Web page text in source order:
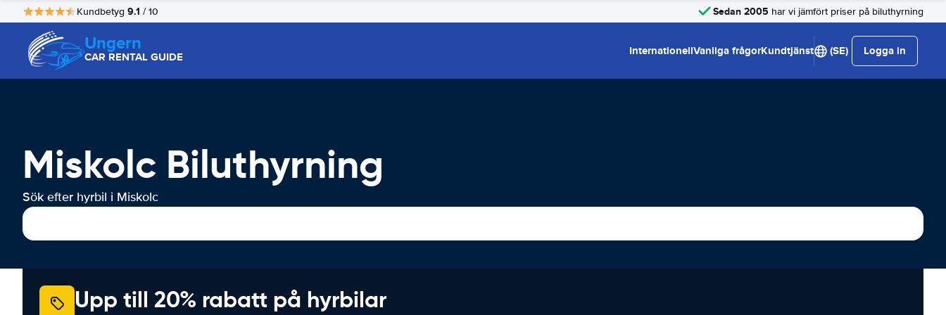
Kundbetyg 9.1 / 10 Sedan 2005 har vi jämfört priser på biluthyrning
Ungern
CAR RENTAL GUIDE InternationellVanliga frågorKundtjänst (SE) Logga in
Miskolc Biluthyrning
Sök efter hyrbil i Miskolc
Upp till 20% rabatt på hyrbilar